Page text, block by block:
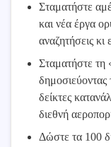
Σταματήστε
και νέα έργα
αναζητήσεις κι
Σταματήστε τη
δημοσιεύοντας
δείκτες
διεθνή
Δώστε τα 100